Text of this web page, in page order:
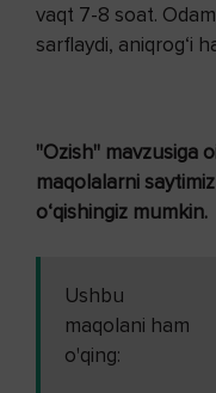
vaqt 7-8 soat.
sarflaydi, aniqrog‘i
"Ozish" mavzusiga
maqolalarni
o‘qishingiz mumkin.
Ushbu
maqolani ham
o'qing: